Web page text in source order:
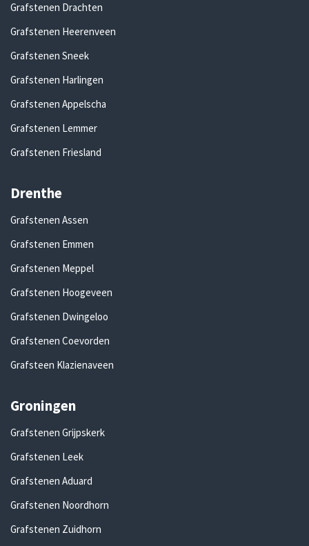
Grafstenen Drachten
Grafstenen Heerenveen
Grafstenen Sneek
Grafstenen Harlingen
Grafstenen Appelscha
Grafstenen Lemmer
Grafstenen Friesland
Drenthe
Grafstenen Assen
Grafstenen Emmen
Grafstenen Meppel
Grafstenen Hoogeveen
Grafstenen Dwingeloo
Grafstenen Coevorden
Grafsteen Klazienaveen
Groningen
Grafstenen Grijpskerk
Grafstenen Leek
Grafstenen Aduard
Grafstenen Noordhorn
Grafstenen Zuidhorn